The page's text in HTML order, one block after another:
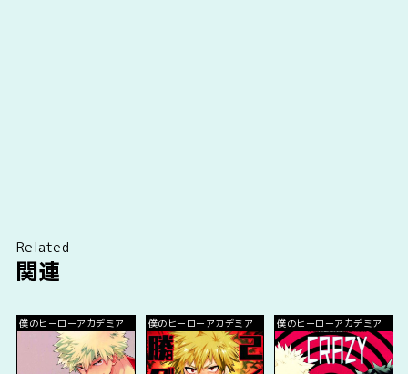
Related
関連
僕のヒーローアカデミア 僕のヒーローアカデミア 僕のヒーローアカデミア